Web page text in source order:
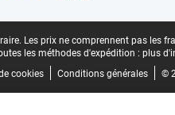
Les prix ne comprennent pas les
les méthodes d'expédition : plus
cookies Conditions générales ©